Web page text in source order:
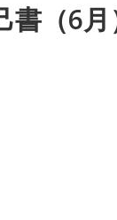
書（6月